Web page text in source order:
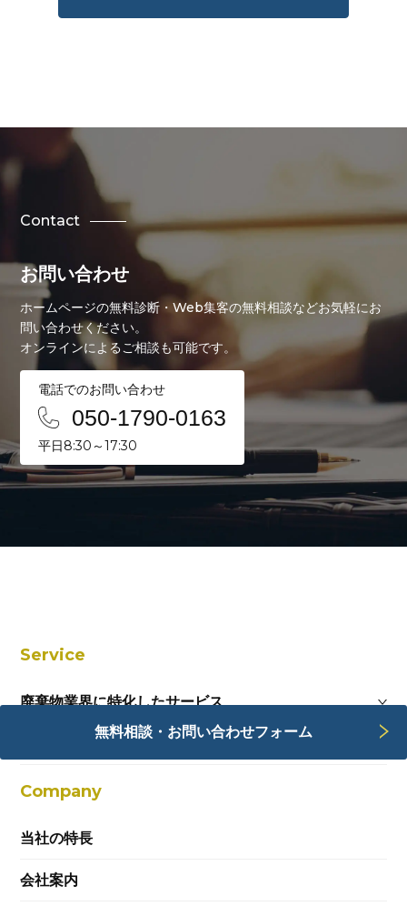
Contact
お問い合わせ
ホームページの無料診断・Web集客の無料相談などお気軽にお
問い合わせください。
オンラインによるご相談も可能です。
電話でのお問い合わせ
050-1790-0163
平日8:30～17:30
無料相談・お問い合わせフォーム
Service
廃棄物業界に特化したサービス
Webサービス
Company
当社の特長
会社案内